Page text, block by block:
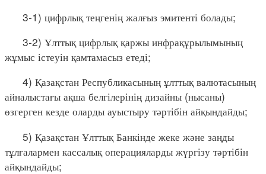
3-1) цифрлық теңгенің жалғыз эмитенті болады;
3-2) Ұлттық цифрлық қаржы инфрақұрылымының
жұмыс істеуін қамтамасыз етеді;
4) Қазақстан Республикасының ұлттық валютасының
айналыстағы ақша белгілерінің дизайны (нысаны)
өзгерген кезде оларды ауыстыру тәртібін айқындайды;
5) Қазақстан Ұлттық Банкінде жеке және заңды
тұлғалармен кассалық операцияларды жүргізу тәртібін
айқындайды;